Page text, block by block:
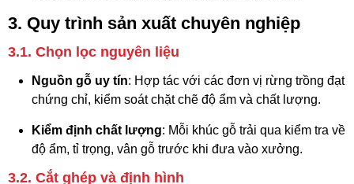
3. Quy trình sản xuất chuyên nghiệp
3.1. Chọn lọc nguyên liệu
Nguồn gỗ uy tín: Hợp tác với các đơn vị rừng trồng đạt
chứng chỉ, kiểm soát chặt chẽ độ ẩm và chất lượng.
Kiểm định chất lượng: Mỗi khúc gỗ trải qua kiểm tra về
độ ẩm, tỉ trọng, vân gỗ trước khi đưa vào xưởng.
3.2. Cắt ghép và định hình